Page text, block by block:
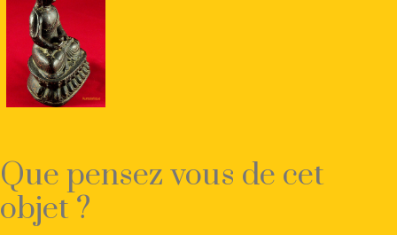
Que pensez vous de cet
objet ?